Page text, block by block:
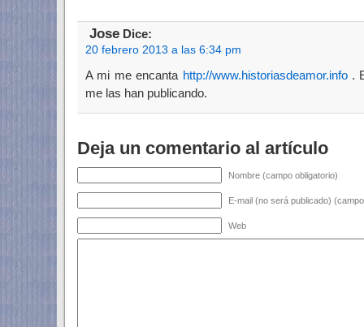
Jose Dice:
20 febrero 2013 a las 6:34 pm
A mi me encanta http://www.historiasdeamor.info.
me las han publicando.
Deja un comentario al artículo
Nombre (campo obligatorio)
E-mail (no será publicado)
Web